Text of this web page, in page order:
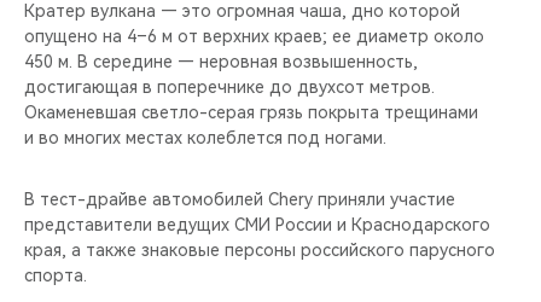
НАШИ МЕРОПРИЯТИЯ
ВИДЕООБЗОРЫ
CHERY ДЛЯ ДЕТЕЙ
Кратер вулкана — это огромная чаша, дно которой
опущено на 4–6 м от верхних краев; ее диаметр около
450 м. В середине — неровная возвышенность,
достигающая в поперечнике до двухсот метров.
Окаменевшая светло-серая грязь покрыта трещинами
и во многих местах колеблется под ногами.
В тест-драйве автомобилей Chery приняли участие
представители ведущих СМИ России и Краснодарского
края, а также знаковые персоны российского парусного
спорта.